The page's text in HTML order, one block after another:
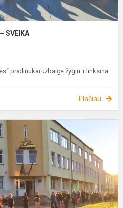
SVEIKA
pradinukai užbaigė žygiu ir linksma
Plačiau